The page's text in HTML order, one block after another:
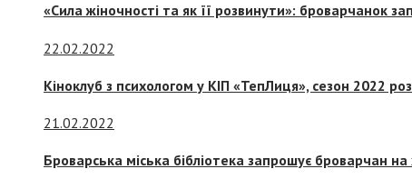
«Сила жіночності та як її розвинути»: броварчанок
22.02.2022
Кіноклуб з психологом у КІП «ТепЛиця», сезон 2022
21.02.2022
Броварська міська бібліотека запрошує броварчан